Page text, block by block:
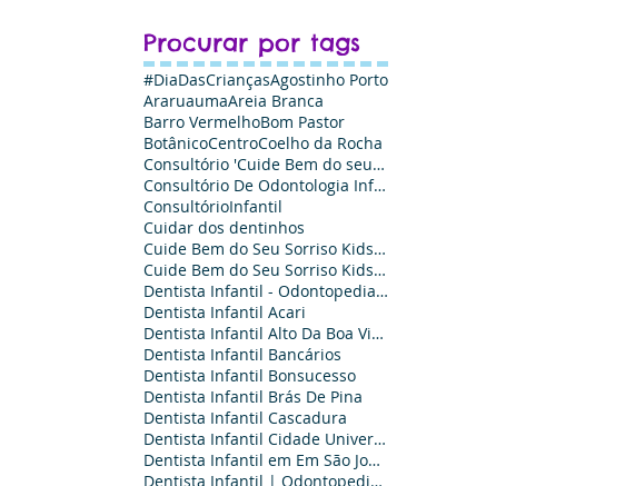
Procurar por tags
#DiaDasCriançasAgostinho Porto
AraruaumaAreia Branca
Barro VermelhoBom Pastor
BotânicoCentroCoelho da Rocha
Consultório 'Cuide Bem do seu Sorriso Kids
Consultório De Odontologia Infantil - Cuide Bem do Seu Sorriso Kids
ConsultórioInfantil
Cuidar dos dentinhos
Cuide Bem do Seu Sorriso Kids Odontologia - Agende sua Consulta
Cuide Bem do Seu Sorriso Kids Odontologia: Odontopediatria e Ortodontia infantil
Dentista Infantil - Odontopediatria é Aqui
Dentista Infantil Acari
Dentista Infantil Alto Da Boa Vista
Dentista Infantil Bancários
Dentista Infantil Bonsucesso‎
Dentista Infantil Brás De Pina‎
Dentista Infantil Cascadura
Dentista Infantil Cidade Universitária
Dentista Infantil em Em São João de Meriti
Dentista Infantil | Odontopediatra no Em São João de Meriti